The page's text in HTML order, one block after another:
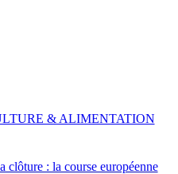
clôture : la course européenne
& ALIMENTATION